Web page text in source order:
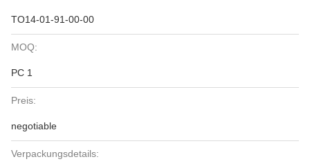
TO14-01-91-00-00
MOQ:
PC 1
Preis:
negotiable
Verpackungsdetails: